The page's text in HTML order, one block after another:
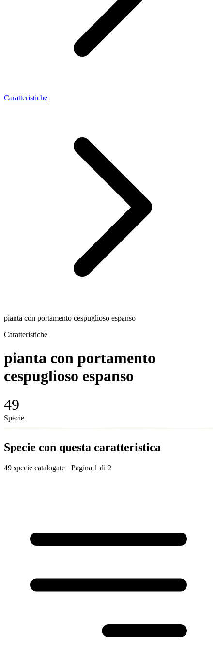
Caratteristiche
pianta con portamento cespuglioso espanso
Caratteristiche
pianta con portamento
cespuglioso espanso
49
Specie
Specie con questa caratteristica
49 specie catalogate · Pagina 1 di 2